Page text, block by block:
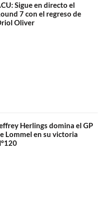
Sigue en directo el
7 con el regreso de
Oliver
Herlings domina el GP
Lommel en su victoria